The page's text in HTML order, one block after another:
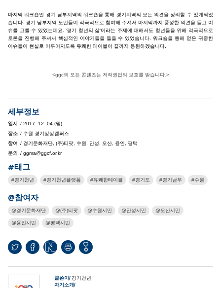
마지막 워크숍인 경기 남부지역의 워크숍을 통해 경기지역의 모든 의견을 정리할 수 있게되었
습니다. 경기 남부지역 도민들이 적극적으로 참여해 주셔서 마지막까지 풍성한 의견을 듣고 이
슈를 고를 수 있었는데요. ‘경기 청년의 삶’이라는 주제에 대해서도 청년들을 위해 적극적으로
토론을 진행해 주셔서 핵심적인 이야기들을 들을 수 있었습니다. 워크숍을 통해 얻은 귀중한
이슈들이 현실로 이루어지도록 유쾌한 테이블이 끝까지 응원하겠습니다.
<ggc의 모든 콘텐츠는 저작권법의 보호를 받습니다.>
세부정보
일시
/ 2017. 12. 04 (월)
장소 / 수원 경기상상캠퍼스
참여
/ 경기문화재단, (주)티팟, 수원, 안성, 오산, 용인, 평택
문의
/ ggma@ggcf.or.kr
#태그
경기천년 경기천년플랫폼 유쾌한테이블 경기도 경기남부 수원
@참여자
경기문화재단 (주)티팟 수원시민 안성시민 오산시민
용인시민 평택시민
0
글쓴이
경기천년
자기소개